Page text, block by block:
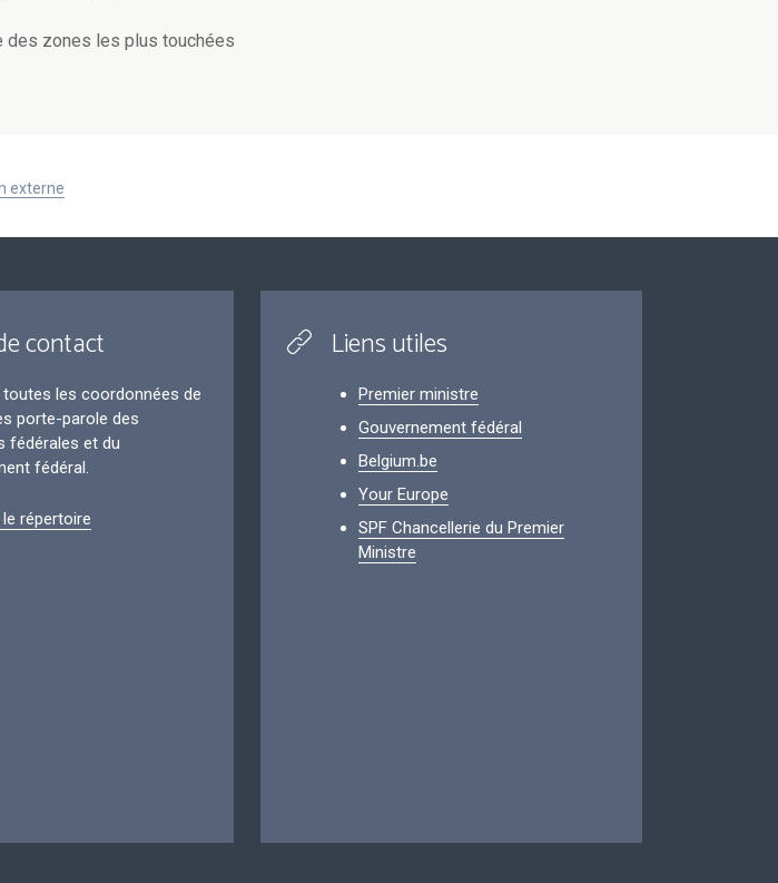
des zones les plus touchées
externe
contact
toutes les coordonnées de
porte-parole des
fédérales et du
fédéral.
répertoire
Liens utiles
Premier ministre
Gouvernement fédéral
Belgium.be
Your Europe
SPF Chancellerie du Premier
Ministre